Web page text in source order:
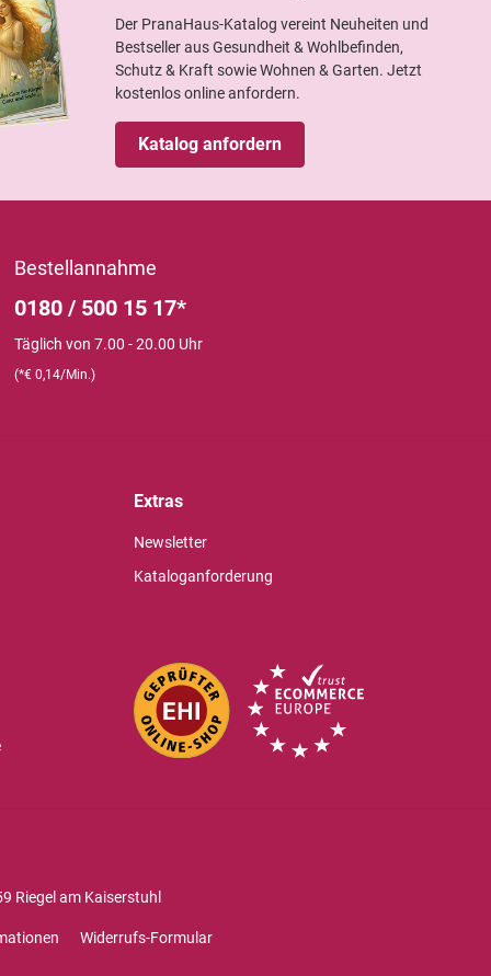
Der PranaHaus-Katalog vereint Neuheiten und
Bestseller aus Gesundheit & Wohlbefinden,
Schutz & Kraft sowie Wohnen & Garten. Jetzt
kostenlos online anfordern.
Katalog anfordern
Bestellannahme
0180 / 500 15 17*
Täglich von 7.00 - 20.00 Uhr
(*€ 0,14/Min.)
Extras
Newsletter
Kataloganforderung
Riegel am Kaiserstuhl
Widerrufs-Formular